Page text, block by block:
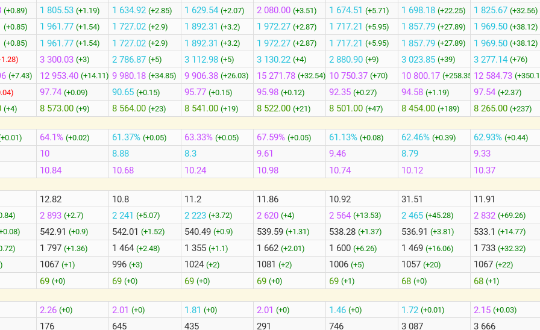
(+0.89)
(+0.85)
(+0.85)
(+7.43)
(+4)
1 805.53 (+1.19)
1 961.77 (+1.54)
1 961.77 (+1.54)
3 300.03 (+3)
12 953.40 (+14.11)
97.74 (+0.09)
8 573.00 (+9)
64.1% (+0.02)
10
10.84
12.82
2 893 (+2.7)
542.91 (+0.9)
1 797 (+1.36)
1067 (+1)
69 (+0)
2.26 (+0)
176
1 634.92 (+2.85)
1 727.02 (+2.9)
1 727.02 (+2.9)
2 786.87 (+5)
9 980.18 (+34.85)
90.65 (+0.15)
8 564.00 (+23)
61.37% (+0.05)
8.88
10.68
10.8
2 241 (+5.07)
542.01 (+1.52)
1 464 (+2.48)
996 (+3)
69 (+0)
2.01 (+0)
645
1 629.54 (+2.07)
1 892.31 (+3.2)
1 892.31 (+3.2)
3 112.98 (+5)
9 906.38 (+26.03)
95.77 (+0.15)
8 541.00 (+19)
63.33% (+0.05)
8.3
10.24
11.2
2 223 (+3.72)
540.49 (+0.9)
1 355 (+1.1)
1024 (+2)
69 (+0)
1.81 (+0)
435
2 080.00 (+3.51)
1 972.27 (+2.87)
1 972.27 (+2.87)
3 130.22 (+4)
15 271.78 (+32.54)
95.98 (+0.12)
8 522.00 (+21)
67.59% (+0.05)
9.61
10.98
11.86
2 620 (+4)
539.59 (+1.31)
1 662 (+2.01)
1081 (+2)
69 (+0)
2.01 (+0)
291
1 674.51 (+5.71)
1 717.21 (+5.95)
1 717.21 (+5.95)
2 880.90 (+9)
10 750.37 (+70)
92.35 (+0.27)
8 501.00 (+47)
61.13% (+0.08)
9.46
10.74
10.92
2 564 (+13.53)
538.28 (+1.37)
1 600 (+6.26)
1006 (+5)
69 (+1)
1.46 (+0)
746
1 698.18 (+22.25)
1 857.79 (+27.89)
1 857.79 (+27.89)
3 023.85 (+39)
10 800.17 (+258.35)
94.58 (+1.19)
8 454.00 (+189)
62.46% (+0.39)
8.79
10.12
31.51
2 465 (+45.28)
536.91 (+3.81)
1 469 (+16.06)
1057 (+20)
68 (+0)
1.72 (+0.01)
3 087
1 825.67 (+32.56)
1 969.50 (+38.12)
1 969.50 (+38.12)
3 277.14 (+76)
12 584.73
97.54 (+2.37)
8 265.00 (+237)
62.93% (+0.44)
9.33
10.37
11.91
2 832 (+69.26)
533.1 (+14.77)
1 733 (+32.32)
1067 (+22)
68 (+1)
2.15 (+0.03)
3 666